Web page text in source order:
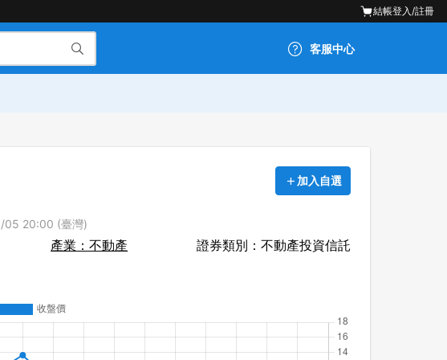
結帳登入/註冊
客服中心
加入自選
05 20:00 (臺灣)
產業：不動產 證券類別：不動產投資信託